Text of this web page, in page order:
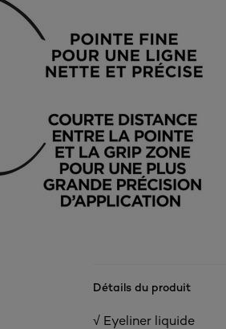
Détails du produit
√ Eyeliner liquide